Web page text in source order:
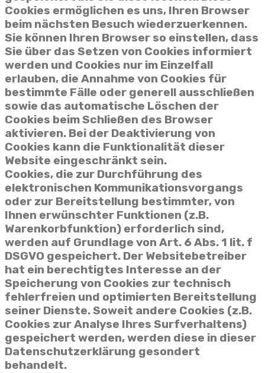
Cookies ermöglichen es uns, Ihren Browser
beim nächsten Besuch wiederzuerkennen.
Sie können Ihren Browser so einstellen, dass
Sie über das Setzen von Cookies informiert
werden und Cookies nur im Einzelfall
erlauben, die Annahme von Cookies für
bestimmte Fälle oder generell ausschließen
sowie das automatische Löschen der
Cookies beim Schließen des Browser
aktivieren. Bei der Deaktivierung von
Cookies kann die Funktionalität dieser
Website eingeschränkt sein.
Cookies, die zur Durchführung des
elektronischen Kommunikationsvorgangs
oder zur Bereitstellung bestimmter, von
Ihnen erwünschter Funktionen (z.B.
Warenkorbfunktion) erforderlich sind,
werden auf Grundlage von Art. 6 Abs. 1 lit. f
DSGVO gespeichert. Der Websitebetreiber
hat ein berechtigtes Interesse an der
Speicherung von Cookies zur technisch
fehlerfreien und optimierten Bereitstellung
seiner Dienste. Soweit andere Cookies (z.B.
Cookies zur Analyse Ihres Surfverhaltens)
gespeichert werden, werden diese in dieser
Datenschutzerklärung gesondert
behandelt.